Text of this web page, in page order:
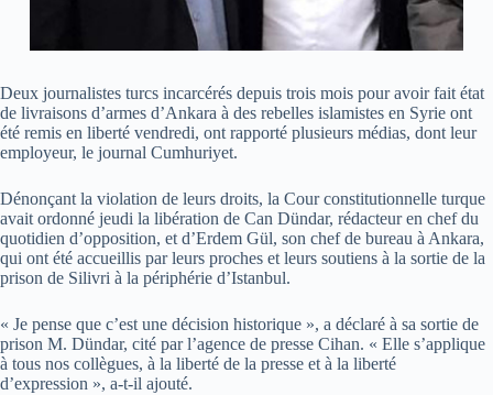
Deux journalistes turcs incarcérés depuis trois mois pour avoir fait état
de livraisons d’armes d’Ankara à des rebelles islamistes en Syrie ont
été remis en liberté vendredi, ont rapporté plusieurs médias, dont leur
employeur, le journal Cumhuriyet.
Dénonçant la violation de leurs droits, la Cour constitutionnelle turque
avait ordonné jeudi la libération de Can Dündar, rédacteur en chef du
quotidien d’opposition, et d’Erdem Gül, son chef de bureau à Ankara,
qui ont été accueillis par leurs proches et leurs soutiens à la sortie de la
prison de Silivri à la périphérie d’Istanbul.
« Je pense que c’est une décision historique », a déclaré à sa sortie de
prison M. Dündar, cité par l’agence de presse Cihan. « Elle s’applique
à tous nos collègues, à la liberté de la presse et à la liberté
d’expression », a-t-il ajouté.